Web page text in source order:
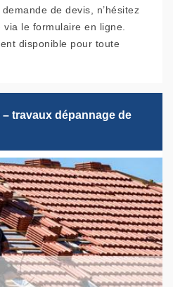
de devis, n’hésitez
le formulaire en ligne.
disponible pour toute
travaux dépannage de